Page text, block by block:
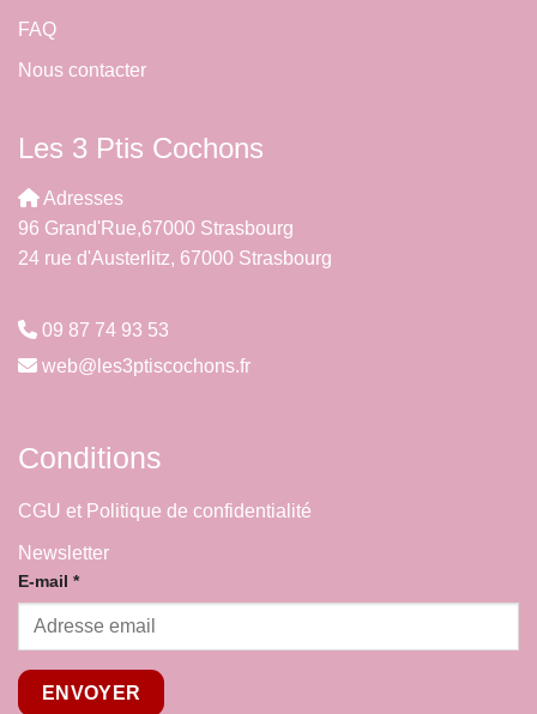
FAQ
Nous contacter
Les 3 Ptis Cochons
Adresses
96 Grand'Rue,67000 Strasbourg
24 rue d'Austerlitz, 67000 Strasbourg
09 87 74 93 53
web@les3ptiscochons.fr
Conditions
CGU et Politique de confidentialité
Newsletter
E-
mail
E-mail *
ENVOYER